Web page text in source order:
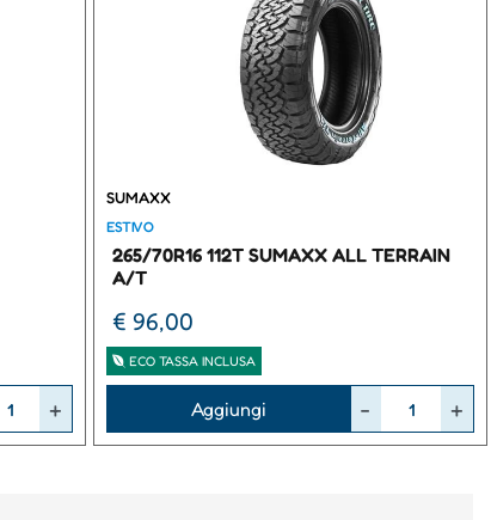
SUMAXX
ESTIVO
265/70R16 112T SUMAXX ALL TERRAIN
A/T
€ 96,00
ECO TASSA INCLUSA
Aggiungi